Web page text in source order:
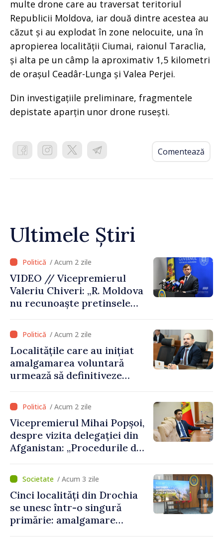
multe drone care au traversat teritoriul
Republicii Moldova, iar două dintre acestea au
căzut și au explodat în zone nelocuite, una în
apropierea localității Ciumai, raionul Taraclia,
și alta pe un câmp la aproximativ 1,5 kilometri
de orașul Ceadâr-Lunga și Valea Perjei.
Din investigațiile preliminare, fragmentele
depistate aparțin unor drone rusești.
Comentează
Ultimele Știri
/ Acum 2 zile
VIDEO // Vicepremierul
Valeriu Chiveri: „R. Moldova
nu recunoaște pretinsele
de structurile de la Tiraspol
în raioanele de est”
/ Acum 2 zile
Localitățile care au inițiat
amalgamarea voluntară
urmează să definitiveze
parcursul lunii august
/ Acum 2 zile
Vicepremierul Mihai Popșoi,
despre vizita delegației din
Afganistan: „Procedurile de
respectate întocmai. Nu s-
au constatat încălcări ale
prevederilor legale”
/ Acum 3 zile
Cinci localități din Drochia
se unesc într-o singură
primărie: amalgamare